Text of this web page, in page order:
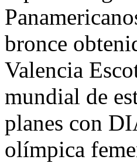
bronce
Valencia
mundial de
planes con
olímpica